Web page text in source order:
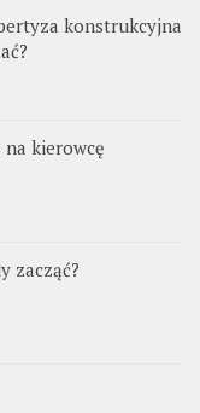
konstrukcyjna
kierowcę
zacząć?